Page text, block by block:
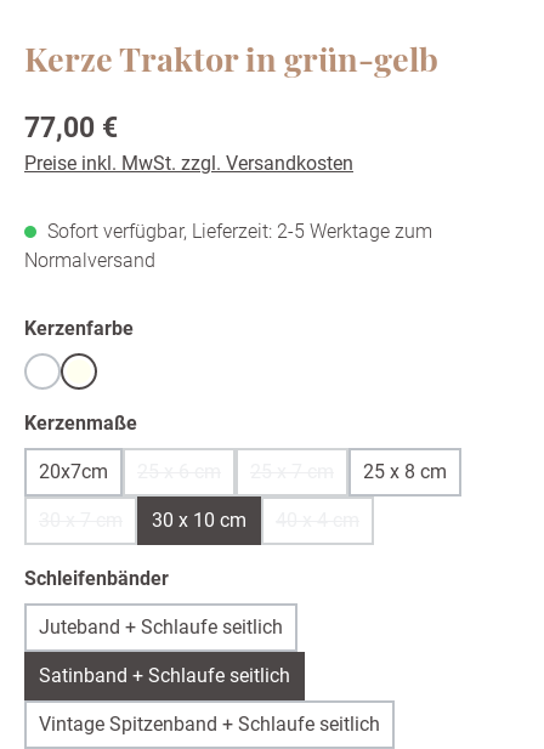
Kerze Traktor in grün-gelb
Regulärer Preis:
77,00 €
Preise inkl. MwSt. zzgl. Versandkosten
Sofort verfügbar, Lieferzeit: 2-5 Werktage zum
Normalversand
Kerzenfarbeauswählen
Weißwarmweiß /ivory
Kerzenmaßeauswählen
20x7cm 25 x 8 cm
30 x 10 cm
Schleifenbänderauswählen
Juteband + Schlaufe seitlich
Satinband + Schlaufe seitlich
Vintage Spitzenband + Schlaufe seitlich